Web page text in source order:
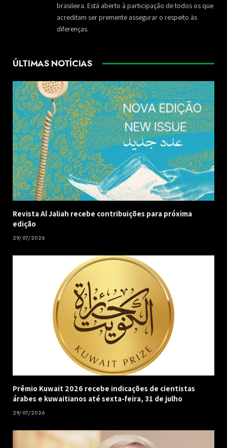
brasileira. Está aberto à participação de todos os que
acreditam ser premente assegurar o respeito às
diferenças.
ÚLTIMAS NOTÍCIAS
Revista Al Jaliah recebe contribuições para próxima
edição
29/07/2026
Prêmio Kuwait 2026 recebe indicações de cientistas
árabes e kuwaitianos até sexta-feira, 31 de julho
29/07/2026